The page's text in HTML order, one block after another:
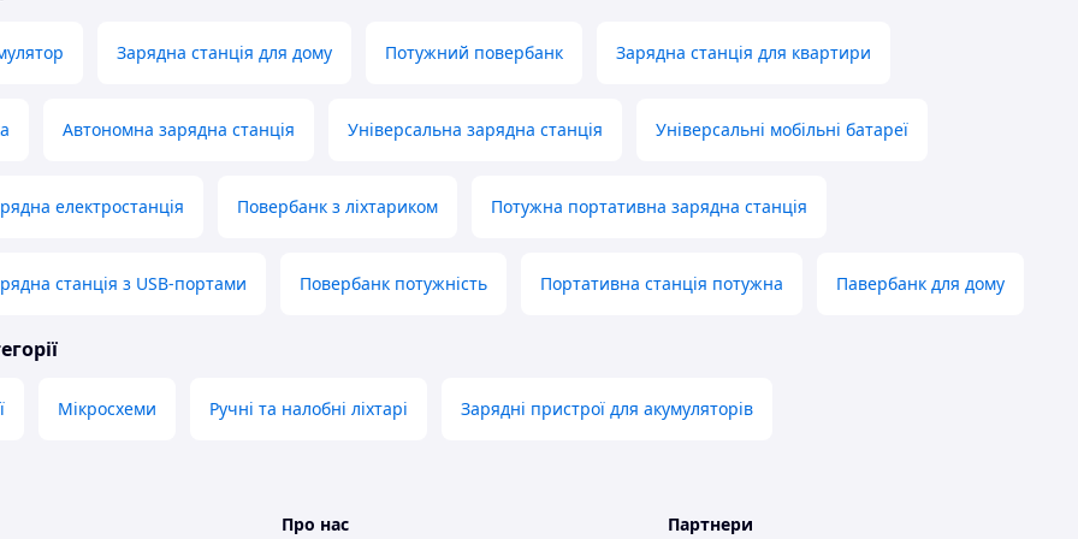
Зарядна станція для дому Потужний повербанк Зарядна станція для квартири
Автономна зарядна станція Універсальна зарядна станція Універсальні мобільні батареї
електростанція Повербанк з ліхтариком Потужна портативна зарядна станція
станція з USB-портами Повербанк потужність Портативна станція потужна Павербанк для дому
Мікросхеми Ручні та налобні ліхтарі Зарядні пристрої для акумуляторів
Про нас Партнери